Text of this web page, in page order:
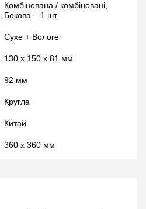
Комбінована / комбіновані,
Бокова – 1 шт.
Сухе + Вологе
130 х 150 х 81 мм
92 мм
Кругла
Китай
360 х 360 мм